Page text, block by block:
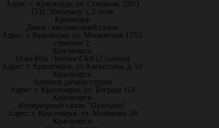
Адрес: г. Краснодар, ул. Северная, 320/1
(ТЦ "Интерьер"), 2 этаж
Краснодар
Джем - выставочный салон
Адрес: г. Краснодар, ул. Московская 133/1
строение 2.
Красноярск
Doka Pola / Interior-Club (2 салона)
Адрес: г. Красноярск, ул.Алекссеева, д. 51
Красноярск
Архитек дизайн студия
Адрес: г. Красноярск, ул. Бограда 113
Красноярск
Интерьерный салон "Палладио"
Адрес: г. Красноярск, ул. Молокова, 28
Красноярск